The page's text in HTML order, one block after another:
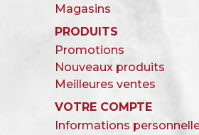
Magasins
PRODUITS
Promotions
Nouveaux produits
Meilleures ventes
VOTRE COMPTE
Informations